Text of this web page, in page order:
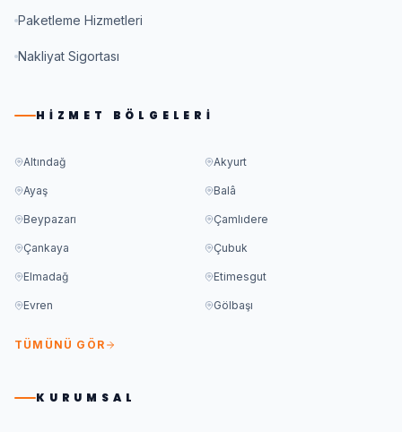
Paketleme Hizmetleri
Nakliyat Sigortası
HIZMET BÖLGELERI
Altındağ Akyurt
Ayaş Balâ
Beypazarı Çamlıdere
Çankaya Çubuk
Elmadağ Etimesgut
Evren Gölbaşı
TÜMÜNÜ GÖR
KURUMSAL